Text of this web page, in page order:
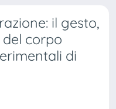
il gesto,
del corpo
di